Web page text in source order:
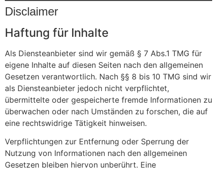
Disclaimer
Haftung für Inhalte
Als Diensteanbieter sind wir gemäß § 7 Abs.1 TMG für
eigene Inhalte auf diesen Seiten nach den allgemeinen
Gesetzen verantwortlich. Nach §§ 8 bis 10 TMG sind wir
als Diensteanbieter jedoch nicht verpflichtet,
übermittelte oder gespeicherte fremde Informationen zu
überwachen oder nach Umständen zu forschen, die auf
eine rechtswidrige Tätigkeit hinweisen.
Verpflichtungen zur Entfernung oder Sperrung der
Nutzung von Informationen nach den allgemeinen
Gesetzen bleiben hiervon unberührt. Eine